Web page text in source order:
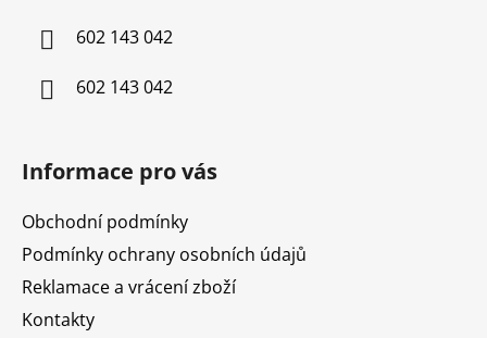
602 143 042
602 143 042
Informace pro vás
Obchodní podmínky
Podmínky ochrany osobních údajů
Reklamace a vrácení zboží
Kontakty